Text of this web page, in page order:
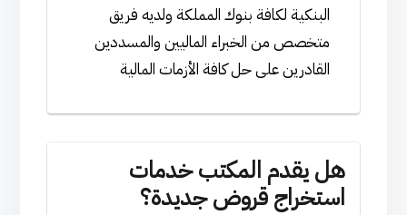
البنكية لكافة بنوك المملكة ولديه فريق
متخصص من الخبراء الماليين والمسددين
القادرين على حل كافة الأزمات المالية
هل يقدم المكتب خدمات
استخراج قروض جديدة؟